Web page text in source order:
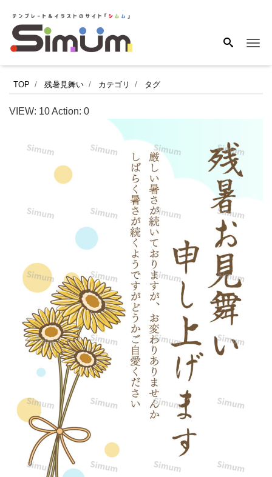
夏
を
マ
ワ
（向
日
葵）」
輪、
TOP 残暑見舞い カテゴリ タグ
VIEW: 10Action: 0